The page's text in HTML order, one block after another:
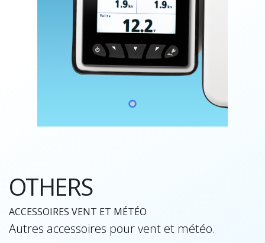
OTHERS
ACCESSOIRES VENT ET MÉTÉO
Autres accessoires pour vent et météo.